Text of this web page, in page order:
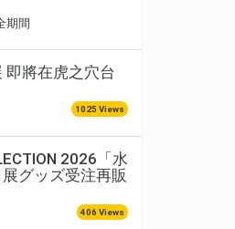
期間
即將在虎之穴台
1025 Views
2026「水
グッズ受注再販
406 Views